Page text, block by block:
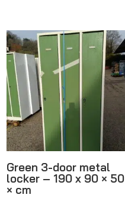
Green 3-door metal
locker – 190 x 90 × 50
× cm